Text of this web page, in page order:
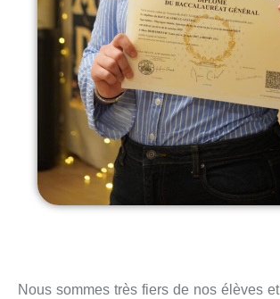
Nous sommes très fiers de nos élèves